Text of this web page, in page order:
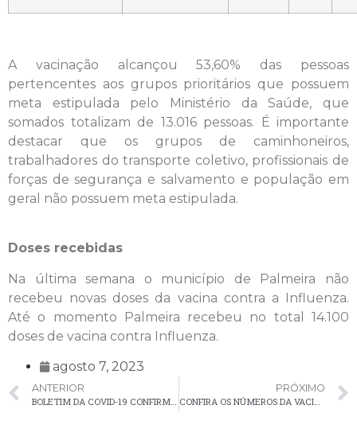
A vacinação alcançou 53,60% das pessoas
pertencentes aos grupos prioritários que possuem
meta estipulada pelo Ministério da Saúde, que
somados totalizam de 13.016 pessoas. É importante
destacar que os grupos de caminhoneiros,
trabalhadores do transporte coletivo, profissionais de
forças de segurança e salvamento e população em
geral não possuem meta estipulada.
Doses recebidas
Na última semana o município de Palmeira não
recebeu novas doses da vacina contra a Influenza.
Até o momento Palmeira recebeu no total 14.100
doses de vacina contra Influenza.
agosto 7, 2023
ANTERIOR
BOLETIM DA COVID-19 CONFIRMA 2 NOVOS CASOS EM PALMEIRA NA ÚLTIMA SEMANA
PRÓXIMO
CONFIRA OS NÚMEROS DA VACINAÇÃO CONTRA A COVID-19 EM PALMEIRA